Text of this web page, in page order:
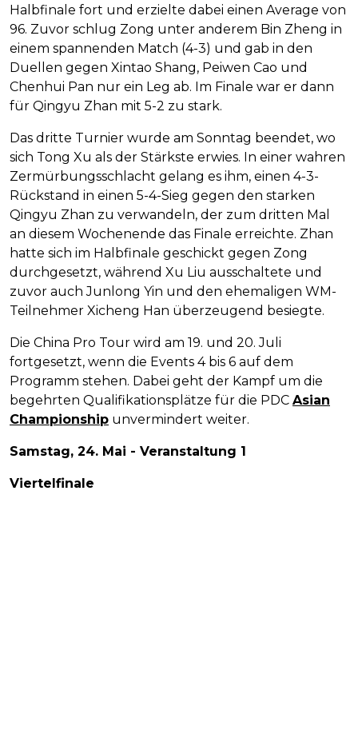
Halbfinale fort und erzielte dabei einen Average von
96. Zuvor schlug Zong unter anderem Bin Zheng in
einem spannenden Match (4-3) und gab in den
Duellen gegen Xintao Shang, Peiwen Cao und
Chenhui Pan nur ein Leg ab. Im Finale war er dann
für Qingyu Zhan mit 5-2 zu stark.
Das dritte Turnier wurde am Sonntag beendet, wo
sich Tong Xu als der Stärkste erwies. In einer wahren
Zermürbungsschlacht gelang es ihm, einen 4-3-
Rückstand in einen 5-4-Sieg gegen den starken
Qingyu Zhan zu verwandeln, der zum dritten Mal
an diesem Wochenende das Finale erreichte. Zhan
hatte sich im Halbfinale geschickt gegen Zong
durchgesetzt, während Xu Liu ausschaltete und
zuvor auch Junlong Yin und den ehemaligen WM-
Teilnehmer Xicheng Han überzeugend besiegte.
Die China Pro Tour wird am 19. und 20. Juli
fortgesetzt, wenn die Events 4 bis 6 auf dem
Programm stehen. Dabei geht der Kampf um die
begehrten Qualifikationsplätze für die PDC Asian
Championship unvermindert weiter.
Samstag, 24. Mai - Veranstaltung 1
Viertelfinale